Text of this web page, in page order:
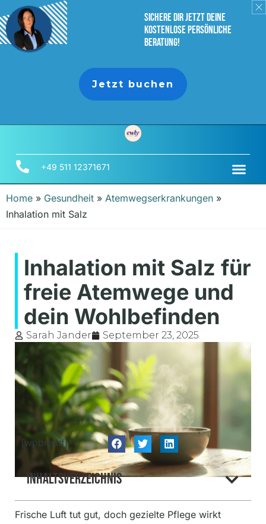
+49 511 12371671
Home » Gesundheit » Atemwegserkrankungen »
Inhalation mit Salz
Inhalation mit Salz für
freie Atemwege und
dein Wohlbefinden
Sarah Jander September 23, 2025
[wpbread]
Inhaltsverzeichnis
Frische Luft tut gut, doch gezielte Pflege wirkt
sichere dir jetzt deine
Kostenlose persönliche
Beratung!
Jetzt buchen